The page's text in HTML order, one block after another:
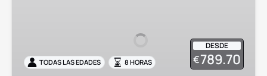
Capri
DESDE
€789.70
TODAS LAS EDADES 8 HORAS